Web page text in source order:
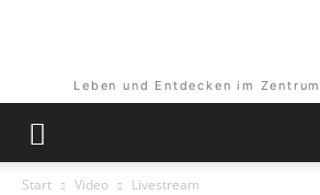
Leben und Entdecken im
Start Video Livestream